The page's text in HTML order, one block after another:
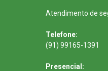
Atendimento de
Telefone:
(91) 99165-1391
Presencial: